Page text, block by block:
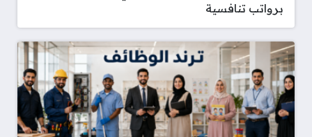
برواتب تنافسية